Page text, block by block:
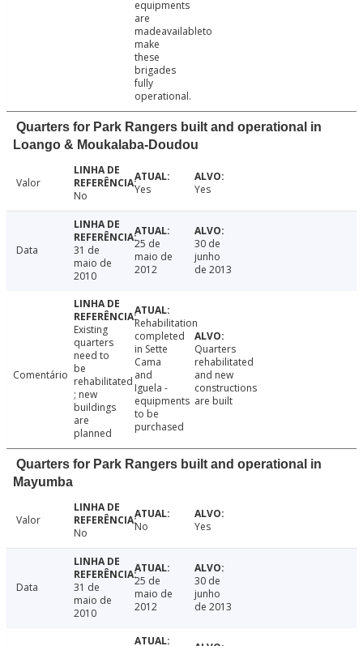
equipments
are
madeavailableto
make
these
brigades
fully
operational.
Quarters for Park Rangers built and operational in
Loango & Moukalaba-Doudou
Valor
No
Yes Yes
Data
31 de
maio de
2010
25 de
maio de
2012
30 de
junho
de 2013
Comentário
Existing
quarters
need to
be
rehabilitated
; new
buildings
are
planned
Rehabilitation
completed
in Sette
Cama
and
Iguela -
equipments
to be
purchased
Quarters
rehabilitated
and new
constructions
are built
Quarters for Park Rangers built and operational in
Mayumba
Valor
No
No Yes
Data
31 de
maio de
2010
25 de
maio de
2012
30 de
junho
de 2013